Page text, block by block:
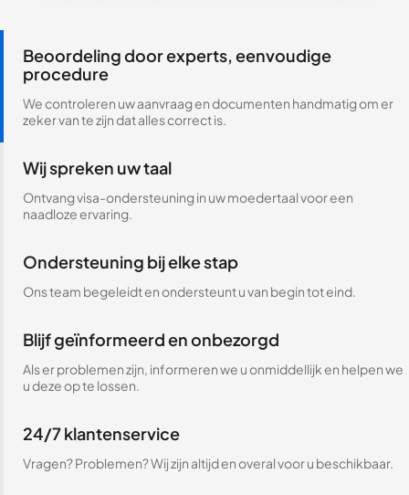
Beoordeling door experts, eenvoudige
procedure
We controleren uw aanvraag en documenten handmatig om er
zeker van te zijn dat alles correct is.
Wij spreken uw taal
Ontvang visa-ondersteuning in uw moedertaal voor een
naadloze ervaring.
Ondersteuning bij elke stap
Ons team begeleidt en ondersteunt u van begin tot eind.
Blijf geïnformeerd en onbezorgd
Als er problemen zijn, informeren we u onmiddellijk en helpen we
u deze op te lossen.
24/7 klantenservice
Vragen? Problemen? Wij zijn altijd en overal voor u beschikbaar.